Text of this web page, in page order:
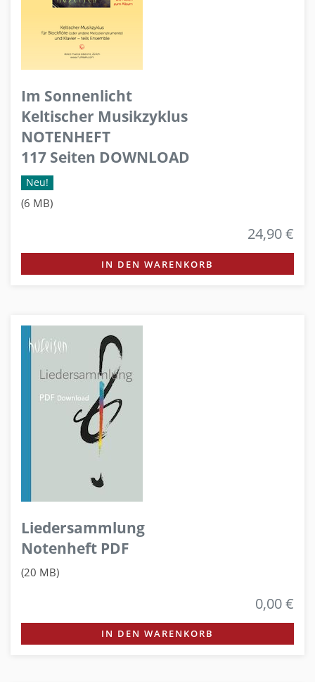
Im Sonnenlicht
Keltischer Musikzyklus
NOTENHEFT
117 Seiten DOWNLOAD
Neu!
(6 MB)
24,90 €
IN DEN WARENKORB
Liedersammlung
Notenheft PDF
(20 MB)
0,00 €
IN DEN WARENKORB